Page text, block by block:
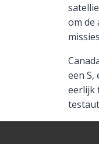
om de
een S,
eerlijk